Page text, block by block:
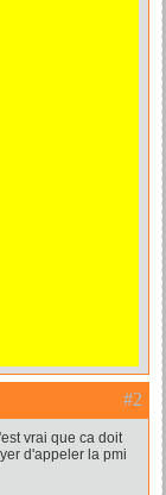
#2
vrai que ca doit
d'appeler la pmi